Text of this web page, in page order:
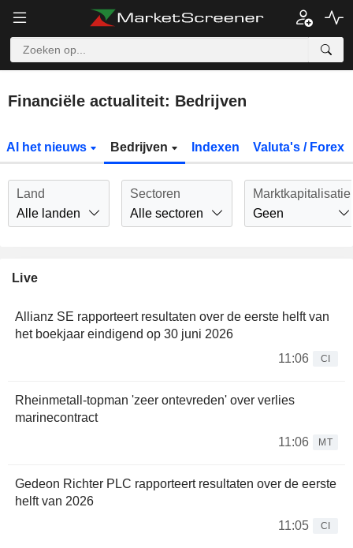
Financiële actualiteit: Bedrijven
Al het nieuws Bedrijven Indexen Valuta's / Forex
Land
Alle landen
Sectoren
Alle sectoren
Marktkapitalisatie
Geen
Live
Allianz SE rapporteert resultaten over de eerste helft van
het boekjaar eindigend op 30 juni 2026
11:06
CI
Rheinmetall-topman 'zeer ontevreden' over verlies
marinecontract
11:06
MT
Gedeon Richter PLC rapporteert resultaten over de eerste
helft van 2026
11:05
CI